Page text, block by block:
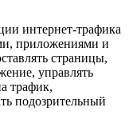
интернет-трафика
приложениями и
страницы,
управлять
трафик,
подозрительный